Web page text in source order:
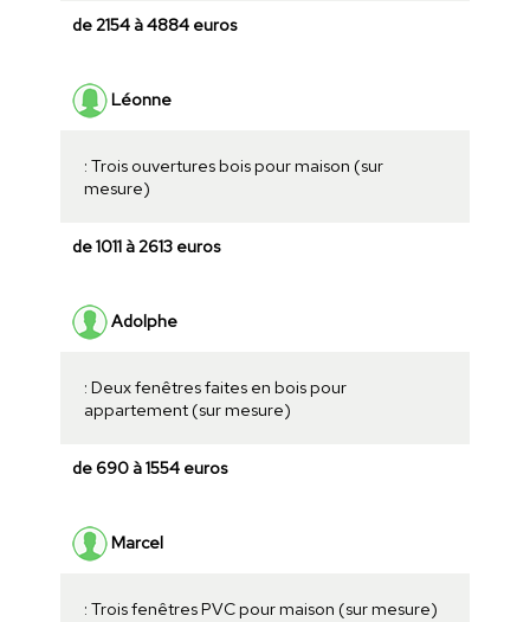
de 2154 à 4884 euros
Léonne
: Trois ouvertures bois pour maison (sur
mesure)
de 1011 à 2613 euros
Adolphe
: Deux fenêtres faites en bois pour
appartement (sur mesure)
de 690 à 1554 euros
Marcel
: Trois fenêtres PVC pour maison (sur mesure)